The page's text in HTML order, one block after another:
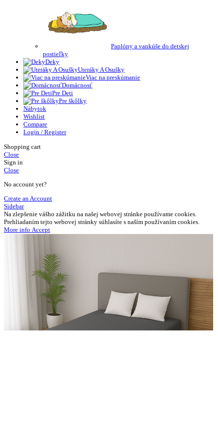
Paplóny a vankúše do detskej
postieľky
Deky
Uteráky A Osušky
Viac na preskúmanie
Domácnosť
Pre Deti
Pre škôlky
Nábytok
Wishlist
Compare
Login / Register
Shopping cart
Close
Sign in
Close
No account yet?
Create an Account
Sidebar
Na zlepšenie vášho zážitku na našej webovej stránke používame cookies.
Prehliadaním tejto webovej stránky súhlasíte s naším používaním cookies.
More info More
Accept